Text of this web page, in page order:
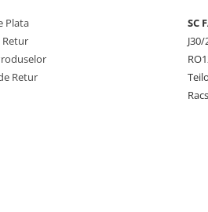
Plata
Retur
Retur
SC